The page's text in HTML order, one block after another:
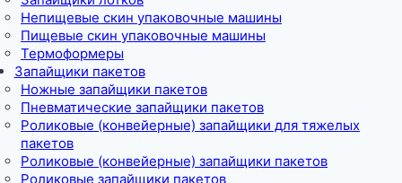
Непищевые скин упаковочные машины
Пищевые скин упаковочные машины
Термоформеры
Запайщики пакетов
Ножные запайщики пакетов
Пневматические запайщики пакетов
Роликовые (конвейерные) запайщики для тяжелых
пакетов
Роликовые (конвейерные) запайщики пакетов
Роликовые запайщики пакетов